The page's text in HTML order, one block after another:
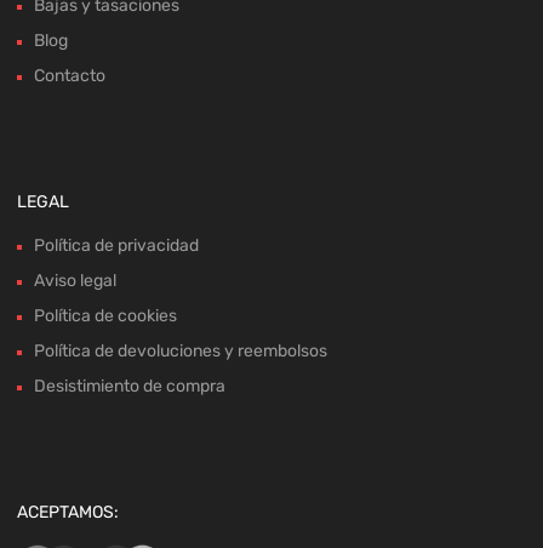
Bajas y tasaciones
Blog
Contacto
LEGAL
Política de privacidad
Aviso legal
Política de cookies
Política de devoluciones y reembolsos
Desistimiento de compra
ACEPTAMOS: